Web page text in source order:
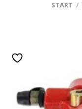
START /